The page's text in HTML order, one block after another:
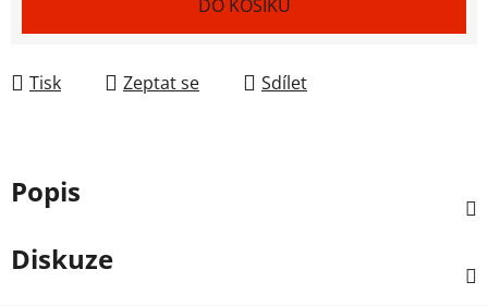
DO KOŠÍKU
Tisk Zeptat se Sdílet
Popis
Diskuze